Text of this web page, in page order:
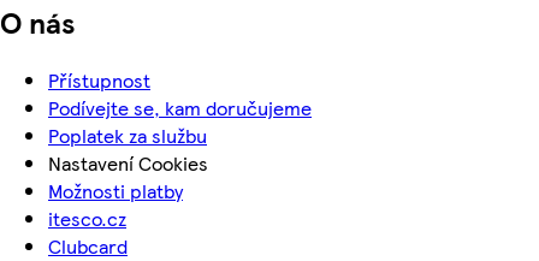
O nás
Přístupnost
Podívejte se, kam doručujeme
Poplatek za službu
Nastavení Cookies
Možnosti platby
itesco.cz
Clubcard